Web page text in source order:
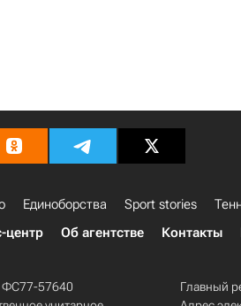
Единоборства Sport stories
центр Об агентстве Контакты
ФС77-57640
Главный